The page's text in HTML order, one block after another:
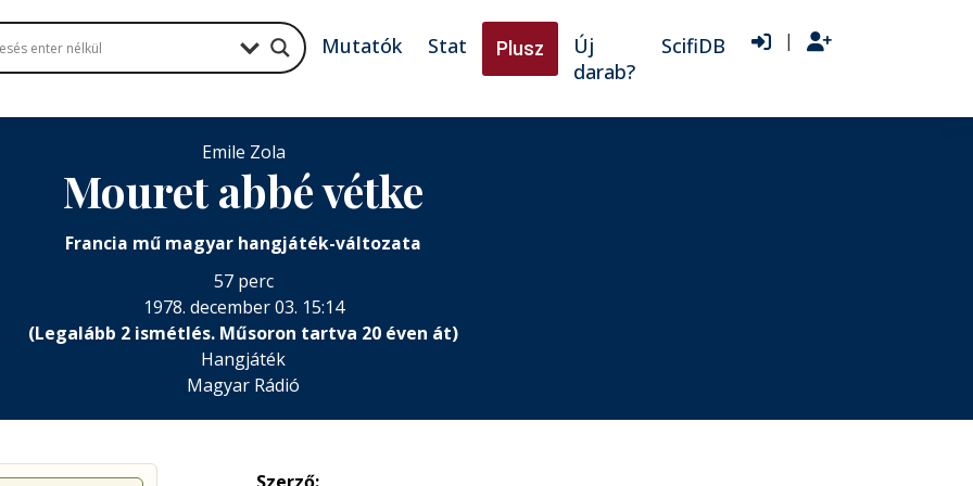
Mutatók Stat Plusz
Új
darab?
ScifiDB |
Emile Zola
Mouret abbé vétke
Francia mű magyar hangjáték-változata
57 perc
1978. december 03. 15:14
(Legalább 2 ismétlés. Műsoron tartva 20 éven át)
Hangjáték
Magyar Rádió